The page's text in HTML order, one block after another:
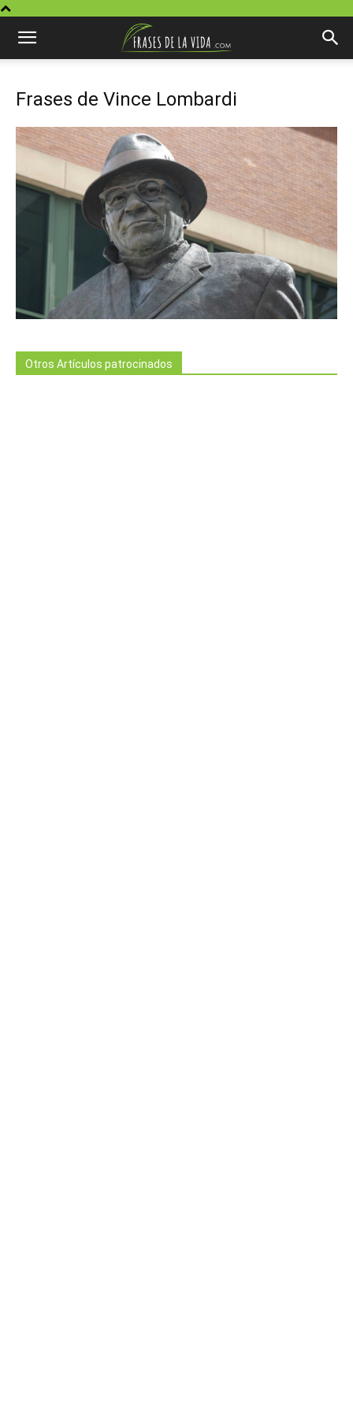
Frases de Vince Lombardi
Otros Artículos patrocinados